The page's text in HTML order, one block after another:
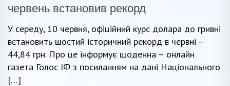
червень встановив рекорд
У середу, 10 червня, офіційний курс долара до гривні
встановить шостий історичний рекорд в червні –
44,84 грн. Про це інформує щоденна – онлайн
газета Голос ІФ з посиланням на дані Національного
[…]